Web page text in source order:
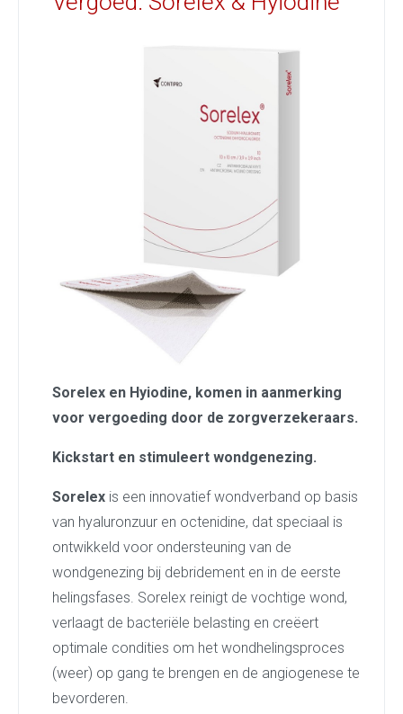
Sorelex en Hyiodine, komen in aanmerking
voor vergoeding door de zorgverzekeraars.
Kickstart en stimuleert wondgenezing.
Sorelex is een innovatief wondverband op basis
van hyaluronzuur en octenidine, dat speciaal is
ontwikkeld voor ondersteuning van de
wondgenezing bij debridement en in de eerste
helingsfases. Sorelex reinigt de vochtige wond,
verlaagt de bacteriële belasting en creëert
optimale condities om het wondhelingsproces
(weer) op gang te brengen en de angiogenese te
bevorderen.